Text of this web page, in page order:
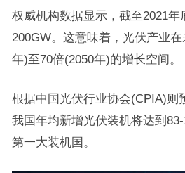
权威机构数据显示，截至2021年
200GW。这意味着，光伏产业
年)至70倍(2050年)的增长空间。
根据中国光伏行业协会(CPIA)则
我国年均新增光伏装机将达到
第一大装机国。